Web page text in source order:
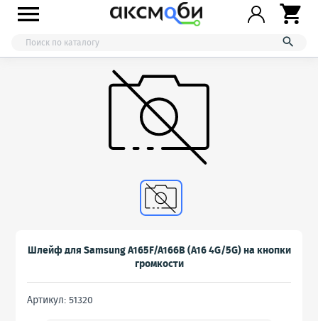



Шлейф для Samsung A165F/A166B (A16 4G/5G) на кнопки
громкости
Артикул: 51320